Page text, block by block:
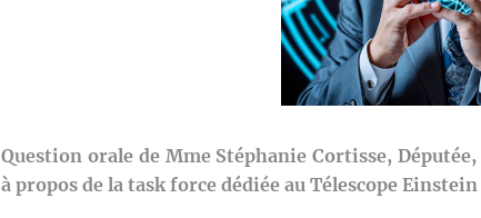
Question orale de Mme Stéphanie Cortisse,
à propos de la task force dédiée au Télescope